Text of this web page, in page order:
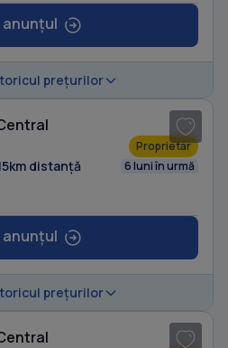
anunțul
prețurilor
Proprietar
distanță 6 luni în urmă
anunțul
prețurilor